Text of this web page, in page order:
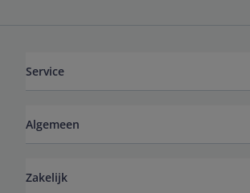
Service
Algemeen
Zakelijk